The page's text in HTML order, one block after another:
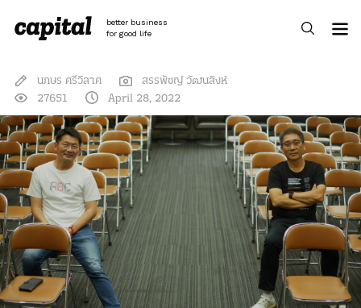
content
better business
for good life
นภษร ศรีวิลาศ
สรรพัชญ์ วัฒนสิงห์
27651
April 28, 2022